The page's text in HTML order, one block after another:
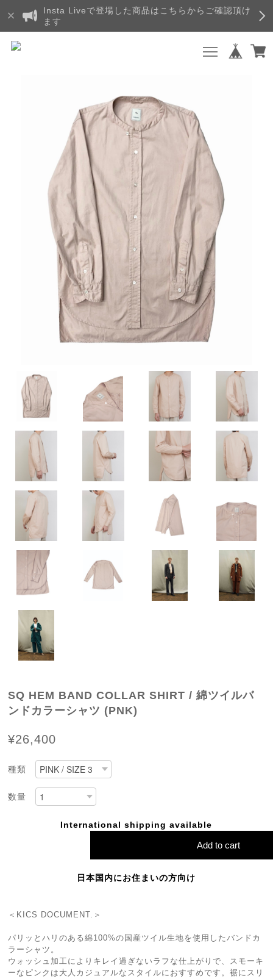
Insta Liveで登場した商品はこちらからご確認頂け
ます
SQ HEM BAND COLLAR SHIRT / 綿ツイルバ
ンドカラーシャツ (PNK)
¥26,400
種類
数量
International shipping available
Add to cart
日本国内にお住まいの方向け
＜KICS DOCUMENT.＞
パリッとハリのある綿100%の国産ツイル生地を使用したバンドカ
ラーシャツ。
ウォッシュ加工によりキレイ過ぎないラフな仕上がりで、スモーキ
ーなピンクは大人カジュアルなスタイルにおすすめです。裾にスリ